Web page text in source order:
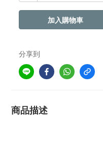
加入購物車
分享到
商品描述